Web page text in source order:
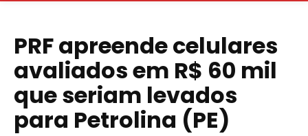
PRF apreende celulares
avaliados em R$ 60 mil
que seriam levados
para Petrolina (PE)